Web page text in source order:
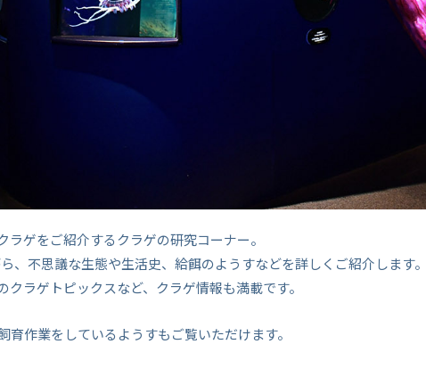
ゲをご紹介するクラゲの研究コーナー。
、不思議な生態や生活史、給餌のようすなどを詳しくご紹介します
ラゲトピックスなど、クラゲ情報も満載です。
作業をしているようすもご覧いただけます。